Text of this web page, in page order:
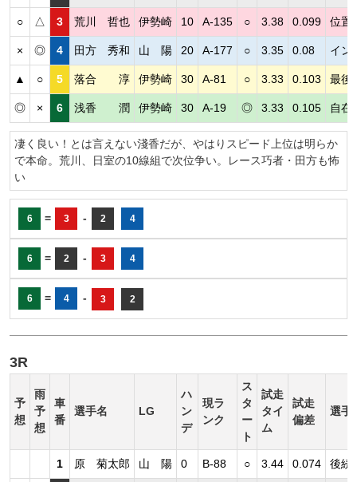
○ △ 3 荒川 哲也 伊勢崎 10 A-135 ○ 3.38 0.099 位置
× ◎ 4 田方 秀和 山 陽 20 A-177 ○ 3.35 0.08 イン
▲ ○ 5 落合 淳 伊勢崎 30 A-81 ○ 3.33 0.103 最後
◎ × 6 浅香 潤 伊勢崎 30 A-19 ◎ 3.33 0.105 自在
凄く良い！とは言えない淺香だが、やはりスピード上位は明らか
で本命。荒川、日室の10線組で次位争い。レース巧者・田方も怖
い
6 = 3 - 2 4
6 = 2 - 3 4
6 = 4 - 3 2
3R
予
想
雨
予
想
車
番
選手名 LG
ハ
ン
デ
現ラ
ンク
ス
タ
ー
ト
試走
タイ
ム
試走
偏差
選手
1 原 菊太郎 山 陽 0 B-88 ○ 3.44 0.074 後続